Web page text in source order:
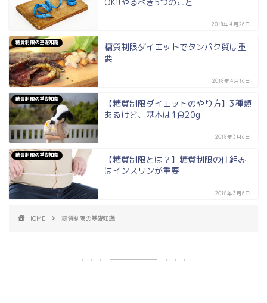
2018年4月26日
糖質制限の基礎知識
糖質制限ダイエットでタンパク質は重
要
2018年4月16日
糖質制限の基礎知識
【糖質制限ダイエットのやり方】3種類
あるけど、基本は1食20g
2018年3月6日
糖質制限の基礎知識
【糖質制限とは？】糖質制限の仕組み
はインスリンが重要
2018年3月6日
HOME 糖質制限の基礎知識